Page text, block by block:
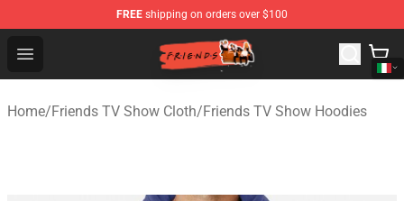
FREE shipping on orders over $100
Open menu
Friends Store - Official Friends Merchandise Shop
Home/Friends TV Show Cloth/Friends TV Show Hoodies